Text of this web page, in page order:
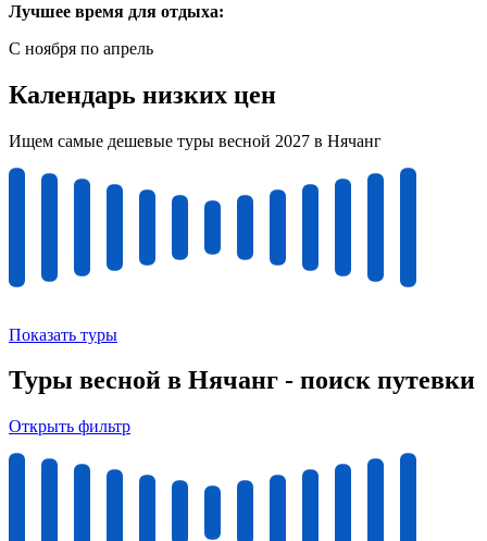
Лучшее время для отдыха:
С ноября по апрель
Календарь низких цен
Ищем самые дешевые туры весной 2027 в Нячанг
Показать туры
Туры весной в Нячанг - поиск путевки
Открыть фильтр